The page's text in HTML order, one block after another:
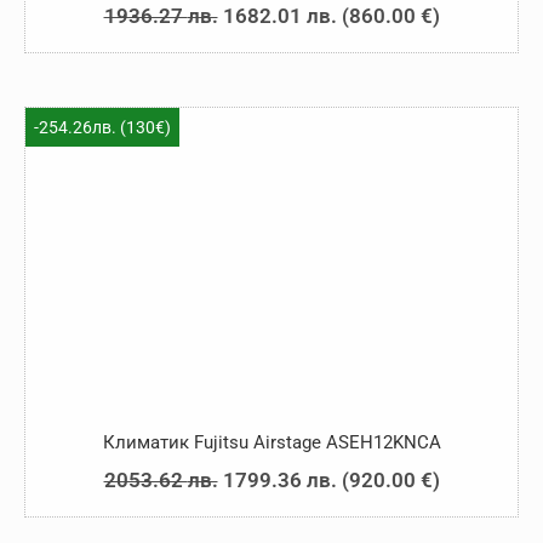
1936.27лв. Original
price
1682.01 лв.Текущата
цена
(860.00 €)
-254.26лв. (130€)
Климатик Fujitsu Airstage ASEH12KNCA
2053.62лв. Original
price
1799.36 лв.Текущата
цена
(920.00 €)